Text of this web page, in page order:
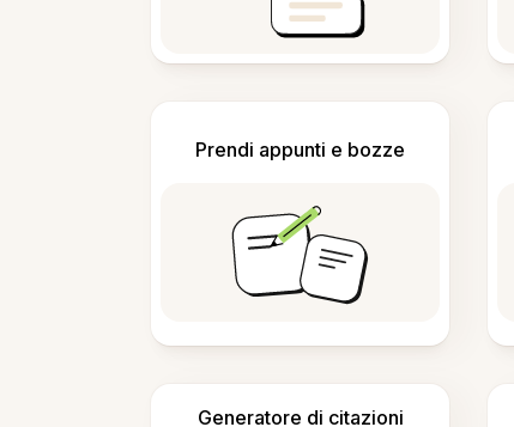
Prendi appunti e bozze
Generatore di citazioni